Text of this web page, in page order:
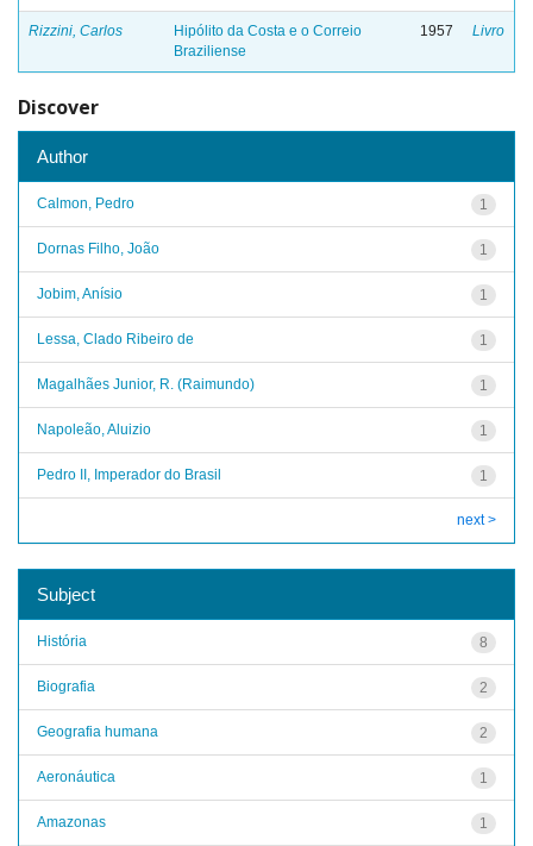
Rizzini, Carlos
Hipólito da Costa e o Correio
Braziliense
1957 Livro
Discover
Author
1
Calmon, Pedro
1
Dornas Filho, João
1
Jobim, Anísio
1
Lessa, Clado Ribeiro de
1
Magalhães Junior, R. (Raimundo)
1
Napoleão, Aluizio
1
Pedro II, Imperador do Brasil
next >
Subject
8
História
2
Biografia
2
Geografia humana
1
Aeronáutica
1
Amazonas